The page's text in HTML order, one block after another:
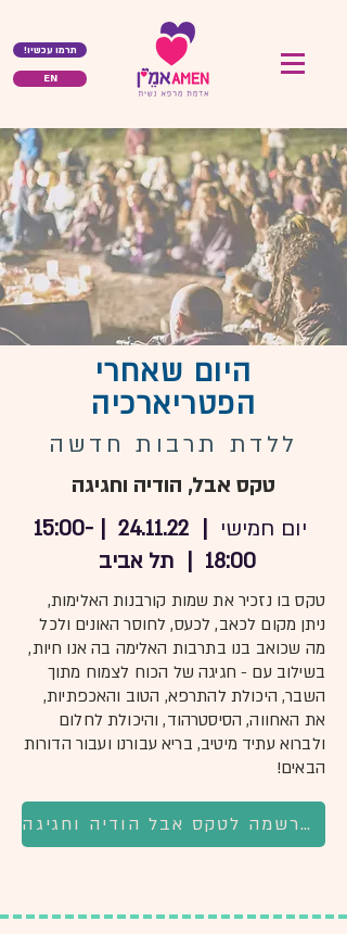
!תרמו עכשיו
EN
היום שאחרי
הפטריארכיה
ללדת תרבות חדשה
טקס אבל, הודיה וחגיגה
יום חמישי
| 15:00-
18:00
| תל אביב
טקס בו נזכיר את שמות קורבנות האלימות,
ניתן מקום לכאב, לכעס, לחוסר האונים ולכל
מה שכואב בנו בתרבות האלימה בה אנו חיות,
בשילוב עם - חגיגה של הכוח לצמוח מתוך
השבר, היכולת להתרפא, הטוב והאכפתיות,
את האחווה, הסיסטרהוד, והיכולת לחלום
ולברוא עתיד מיטיב, בריא עבורנו ועבור הדורות
הבאים!
להרשמה לטקס אבל הודיה וחגיגה